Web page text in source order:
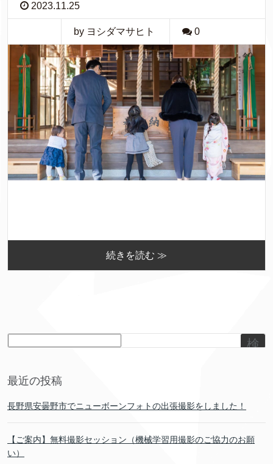
2023.11.25
by ヨシダマサヒト 0
続きを読む ≫
検
最近の投稿
長野県安曇野市でニューボーンフォトの出張撮影をしました！
【ご案内】無料撮影セッション（機械学習用撮影のご協力のお願
い）